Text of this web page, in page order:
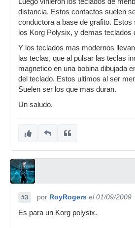
distancia. Estos contactos suelen
conductora a base de grafito. Estos
los Korg Polysix, y demas teclados
Y los teclados mas modernos
las teclas, que al pulsar las teclas
magnetico en una bobina dibujada
del teclado. Estos ultimos al ser
Suelen ser los que mas duran.
Un saludo.
#3 por RoyRogers el 01/09/2009
Es para un Korg polysix.